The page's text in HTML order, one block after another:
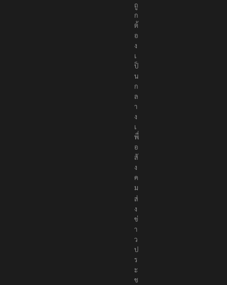
ถู
ก
ต้
อ
ง
เ
ป็
น
ก
ล
า
ง
เ
พื่
อ
สั
ง
ค
ม
ส่
ง
ข่
า
ว
ป
ร
ะ
ช